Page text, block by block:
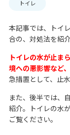
トイレ
本記事では、トイ
合の、対処法を紹
トイレの水が止ま
境への悪影響など
急措置として、止
また、後半では、
紹介。トイレの水
ご覧ください。